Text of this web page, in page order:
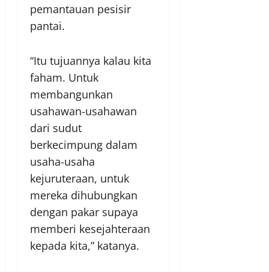
pemantauan pesisir
pantai.
“Itu tujuannya kalau kita
faham. Untuk
membangunkan
usahawan-usahawan
dari sudut
berkecimpung dalam
usaha-usaha
kejuruteraan, untuk
mereka dihubungkan
dengan pakar supaya
memberi kesejahteraan
kepada kita,” katanya.